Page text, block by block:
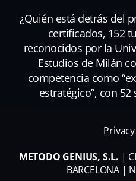
¿Quién está detrás del
certificados, 152
reconocidos por la
Estudios de Milán
competencia como
estratégico”, con
METODO GENIUS, S.L. |
BARCELONA |